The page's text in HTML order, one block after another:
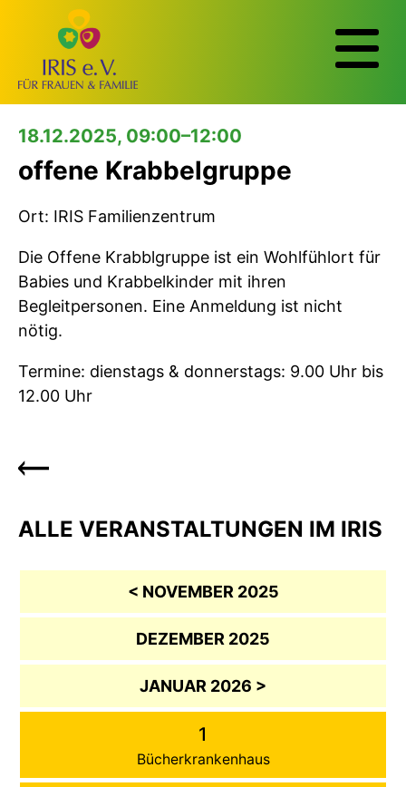
18.12.2025, 09:00–12:00
offene Krabbelgruppe
Ort: IRIS Familienzentrum
Die Offene Krabblgruppe ist ein Wohlfühlort für
Babies und Krabbelkinder mit ihren
Begleitpersonen. Eine Anmeldung ist nicht
nötig.
Termine: dienstags & donnerstags: 9.00 Uhr bis
12.00 Uhr
ALLE VERANSTALTUNGEN IM IRIS
< NOVEMBER 2025
DEZEMBER 2025
JANUAR 2026 >
1
Bücherkrankenhaus